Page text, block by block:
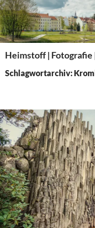
Zum
Inhalt
springen
Heimstoff | Fotografie
Schlagwortarchiv: